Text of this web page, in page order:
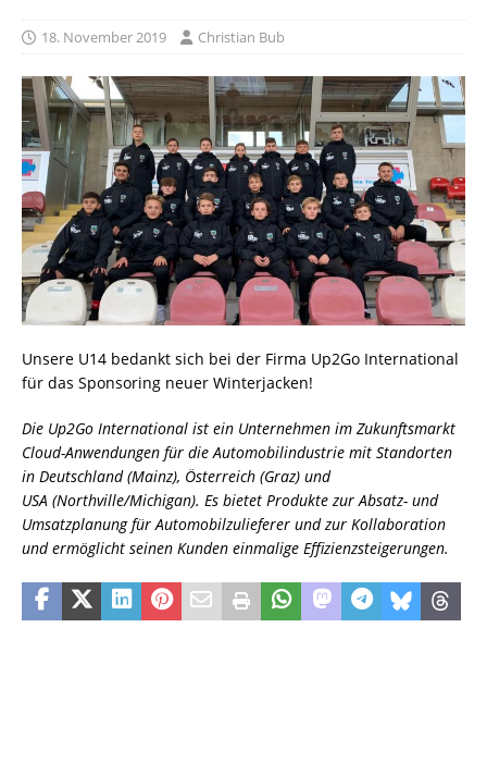
18. November 2019 Christian Bub
Unsere U14 bedankt sich bei der Firma Up2Go International
für das Sponsoring neuer Winterjacken!
Die Up2Go International ist ein Unternehmen im Zukunftsmarkt
Cloud-Anwendungen für die Automobilindustrie mit Standorten
in Deutschland (Mainz), Österreich (Graz) und
USA (Northville/Michigan). Es bietet Produkte zur Absatz- und
Umsatzplanung für Automobilzulieferer und zur Kollaboration
und ermöglicht seinen Kunden einmalige Effizienzsteigerungen.